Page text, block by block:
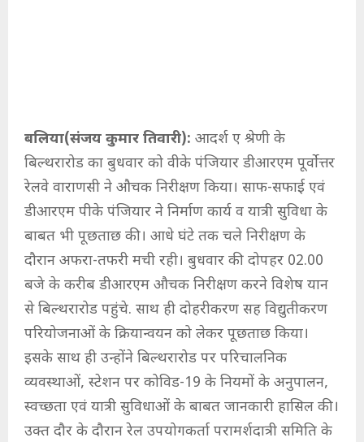
बलिया(संजय कुमार तिवारी): आदर्श ए श्रेणी के
बिल्थरारोड का बुधवार को वीके पंजियार डीआरएम पूर्वोत्तर
रेलवे वाराणसी ने औचक निरीक्षण किया। साफ-सफाई एवं
डीआरएम पीके पंजियार ने निर्माण कार्य व यात्री सुविधा के
बाबत भी पूछताछ की। आधे घंटे तक चले निरीक्षण के
दौरान अफरा-तफरी मची रही। बुधवार की दोपहर 02.00
बजे के करीब डीआरएम औचक निरीक्षण करने विशेष यान
से बिल्थरारोड पहुंचे. साथ ही दोहरीकरण सह विद्युतीकरण
परियोजनाओं के क्रियान्वयन को लेकर पूछताछ किया।
इसके साथ ही उन्होंने बिल्थरारोड पर परिचालनिक
व्यवस्थाओं, स्टेशन पर कोविड-19 के नियमों के अनुपालन,
स्वच्छता एवं यात्री सुविधाओं के बाबत जानकारी हासिल की।
उक्त दौर के दौरान रेल उपयोगकर्ता परामर्शदात्री समिति के